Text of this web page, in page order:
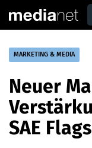
MARKETING & MEDIA
Neuer
SAE